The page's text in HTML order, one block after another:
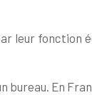
leur fonction
bureau. En